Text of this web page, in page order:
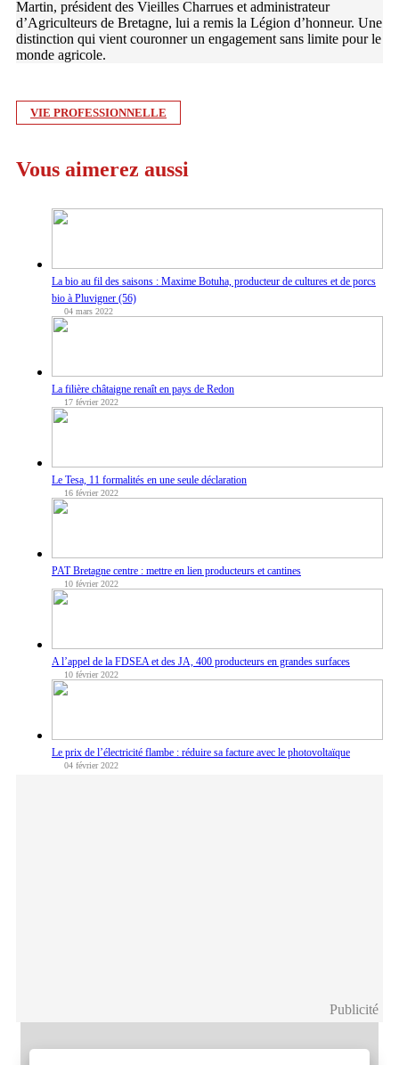
Martin, président des Vieilles Charrues et administrateur
d’Agriculteurs de Bretagne, lui a remis la Légion d’honneur. Une
distinction qui vient couronner un engagement sans limite pour le
monde agricole.
VIE PROFESSIONNELLE
Vous aimerez aussi
La bio au fil des saisons : Maxime Botuha, producteur de cultures et de porcs
bio à Pluvigner (56)
04 mars 2022
La filière châtaigne renaît en pays de Redon
17 février 2022
Le Tesa, 11 formalités en une seule déclaration
16 février 2022
PAT Bretagne centre : mettre en lien producteurs et cantines
10 février 2022
A l’appel de la FDSEA et des JA, 400 producteurs en grandes surfaces
10 février 2022
Le prix de l’électricité flambe : réduire sa facture avec le photovoltaïque
04 février 2022
Publicité